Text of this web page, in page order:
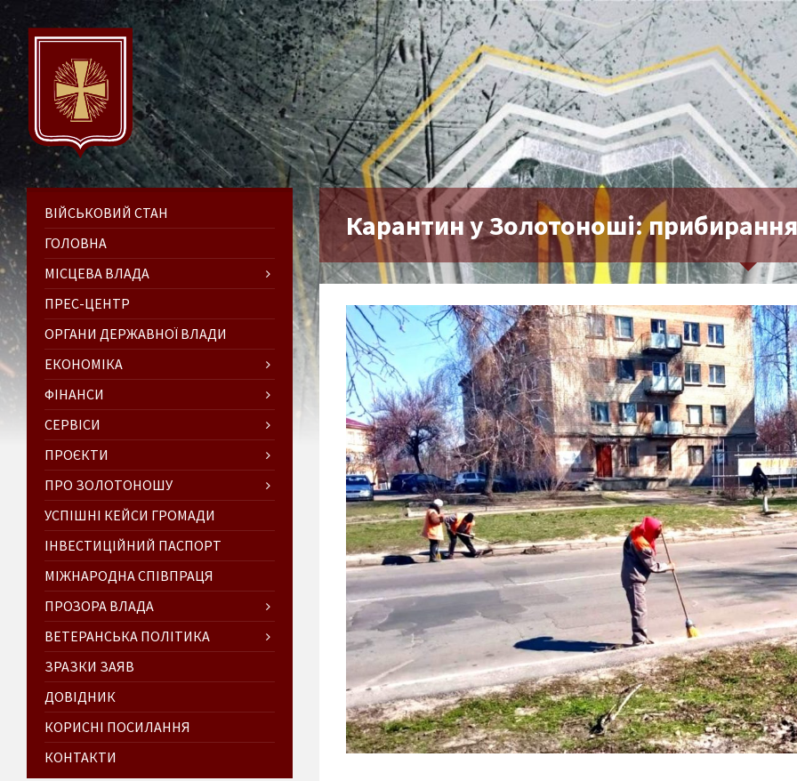
Карантин у Золотоноші:
ВІЙСЬКОВИЙ СТАН
ГОЛОВНА
МІСЦЕВА ВЛАДА
ПРЕС-ЦЕНТР
ОРГАНИ ДЕРЖАВНОЇ ВЛАДИ
ЕКОНОМІКА
ФІНАНСИ
СЕРВІСИ
ПРОЄКТИ
ПРО ЗОЛОТОНОШУ
УСПІШНІ КЕЙСИ ГРОМАДИ
ІНВЕСТИЦІЙНИЙ ПАСПОРТ
МІЖНАРОДНА СПІВПРАЦЯ
ПРОЗОРА ВЛАДА
ВЕТЕРАНСЬКА ПОЛІТИКА
ЗРАЗКИ ЗАЯВ
ДОВІДНИК
КОРИСНІ ПОСИЛАННЯ
КОНТАКТИ